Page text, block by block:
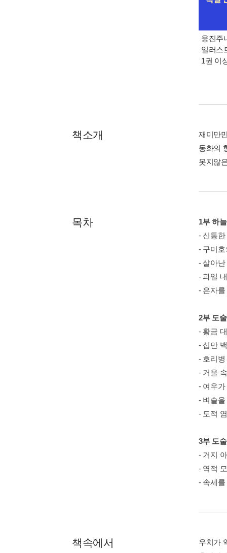
웅진주
일러스
1권 이
책소개
재미만
동화의
못지않
목차
1부 하
- 신통한
- 구미
- 살아
- 과일
- 은자
2부 도
- 황금
- 십만
- 호리
- 거울
- 여우
- 벼슬을
- 도적
3부 도
- 거지
- 역적
- 속세를
책속에서
우치가